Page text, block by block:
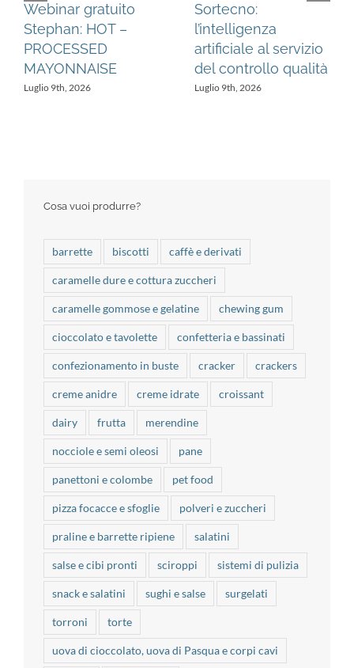
Webinar gratuito
Stephan: CHILI
SAUCES & DIPS
Luglio 6th, 2026
Food Safety e
radiofrequenza:
l’approccio Stalam
Luglio 1st, 2026
caramelle dure e cottura zuccheri
caramelle gommose e gelatine
cioccolato e tavolette confetteria e bassinati
confezionamento in buste cracker crackers
creme anidre creme idrate croissant
dairy frutta merendine
nocciole e semi oleosi pane
panettoni e colombe pet food
pizza focacce e sfoglie polveri e zuccheri
praline e barrette ripiene salatini
salse e cibi pronti sciroppi sistemi di pulizia
snack e salatini sughi e salse surgelati
torroni torte
uova di cioccolato, uova di Pasqua e corpi cavi
verdure wafer e coni